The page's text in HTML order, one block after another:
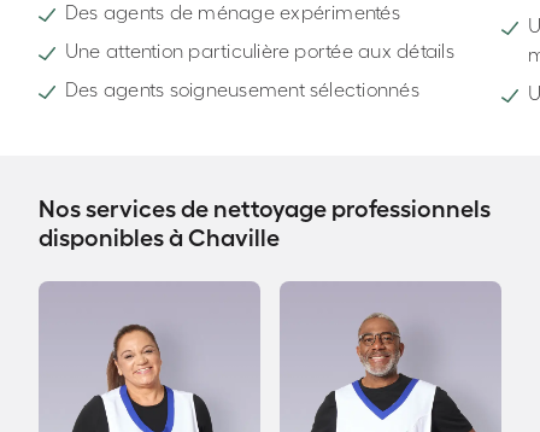
Des agents de ménage expérimentés
Une attention particulière portée aux détails
Des agents soigneusement sélectionnés
Nos services de nettoyage professionnels
disponibles à Chaville